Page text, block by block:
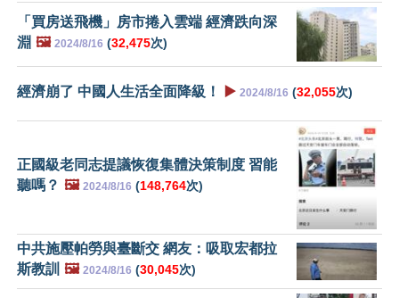
「買房送飛機」房市捲入雲端 經濟跌向深
淵 🖼️ 2024/8/16 (32,475次)
經濟崩了 中國人生活全面降級！ ▶️ 2024/8/16 (32,055次)
正國級老同志提議恢復集體決策制度 習能
聽嗎？ 🖼️ 2024/8/16 (148,764次)
中共施壓帕勞與臺斷交 網友：吸取宏都拉
斯教訓
🖼️ 2024/8/16 (30,045次)